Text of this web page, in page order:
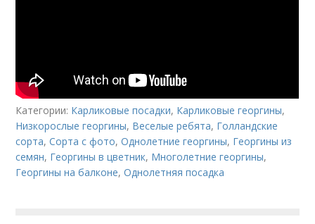
Категории: Карликовые посадки, Карликовые георгины,
Низкорослые георгины, Веселые ребята, Голландские
сорта,Сорта с фото,Однолетние георгины, Георгины из
семян, Георгины в цветник, Многолетние георгины,
Георгины на балконе,Однолетняя посадка